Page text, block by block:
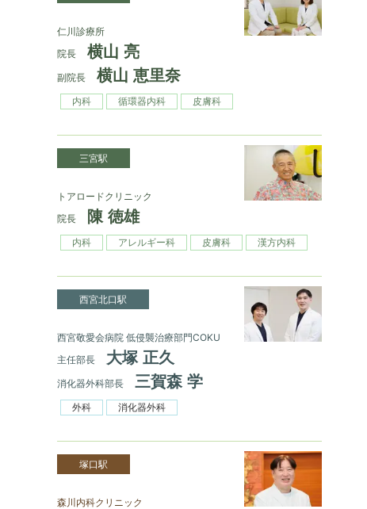
仁川診療所
院長
横山 亮
副院長 横山 恵里奈
内科 循環器内科 皮膚科
三宮駅
トアロードクリニック
院長
陳 徳雄
内科 アレルギー科 皮膚科 漢方内科
西宮北口駅
西宮敬愛会病院 低侵襲治療部門COKU
主任部長
大塚 正久
消化器外科部長 三賀森 学
外科 消化器外科
塚口駅
森川内科クリニック